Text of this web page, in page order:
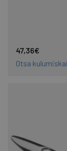
47,36€
Otsa